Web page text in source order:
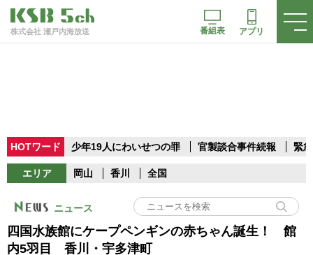
株式会社 瀬戸内海放送 番組表 アプリ
HOTワード 少年19人にわいせつの罪 官製談合事件続報 緊
エリア 岡山 香川 全国
ニュース
四国水族館にケープペンギンの赤ちゃん誕生！ 館
内5羽目 香川・宇多津町